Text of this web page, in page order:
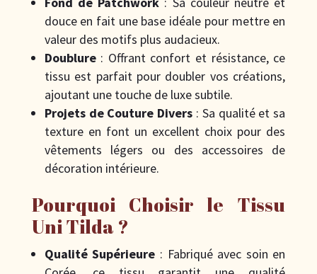
douce en fait une base idéale pour mettre en
valeur des motifs plus audacieux.
Doublure: Offrant confort et résistance, ce
tissu est parfait pour doubler vos créations,
ajoutant une touche de luxe subtile.
Projets de Couture Divers : Sa qualité et sa
texture en font un excellent choix pour des
vêtements légers ou des accessoires de
décoration intérieure.
Pourquoi Choisir le Tissu
Uni Tilda ?
Qualité Supérieure : Fabriqué avec soin en